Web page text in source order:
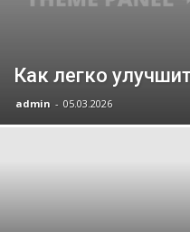
Как легко
admin - 05.03.2026